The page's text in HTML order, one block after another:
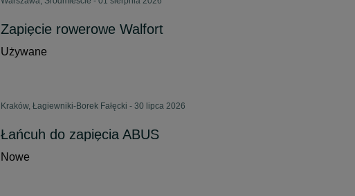
Zapięcie rowerowe Walfort
Używane
Kraków, Łagiewniki-Borek Fałęcki - 30 lipca 2026
Łańcuh do zapięcia ABUS
Nowe